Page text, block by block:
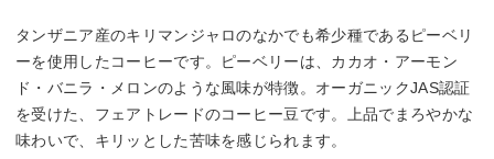
タンザニア産のキリマンジャロのなかでも希少種であるピーベリ
ーを使用したコーヒーです。ピーベリーは、カカオ・アーモン
ド・バニラ・メロンのような風味が特徴。オーガニックJAS認証
を受けた、フェアトレードのコーヒー豆です。上品でまろやかな
味わいで、キリッとした苦味を感じられます。